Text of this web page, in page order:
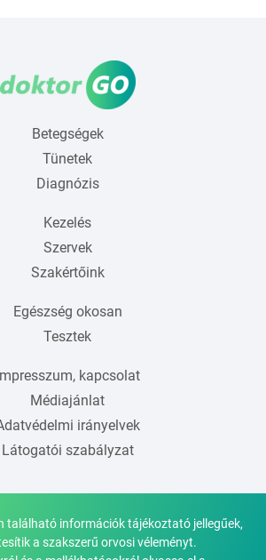
Betegségek
Tünetek
Diagnózis
Kezelés
Szervek
Szakértőink
Egészség okosan
Tesztek
Impresszum, kapcsolat
Médiajánlat
irányelvek
Látogatói szabályzat
található információk tájékoztató jellegűek,
a szakszerű orvosi véleményt.